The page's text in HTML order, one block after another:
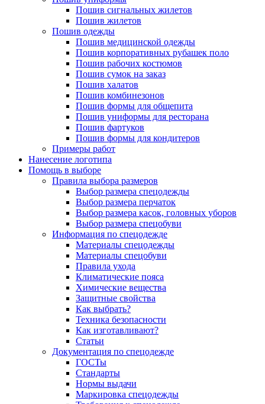
Пошив сигнальных жилетов
Пошив жилетов
Пошив одежды
Пошив медицинской одежды
Пошив корпоративных рубашек поло
Пошив рабочих костюмов
Пошив сумок на заказ
Пошив халатов
Пошив комбинезонов
Пошив формы для общепита
Пошив униформы для ресторана
Пошив фартуков
Пошив формы для кондитеров
Примеры работ
Нанесение логотипа
Помощь в выборе
Правила выбора размеров
Выбор размера спецодежды
Выбор размера перчаток
Выбор размера касок, головных уборов
Выбор размера спецобуви
Информация по спецодежде
Материалы спецодежды
Материалы спецобуви
Правила ухода
Климатические пояса
Химические вещества
Защитные свойства
Как выбрать?
Техника безопасности
Как изготавливают?
Статьи
Документация по спецодежде
ГОСТы
Cтандарты
Нормы выдачи
Маркировка спецодежды